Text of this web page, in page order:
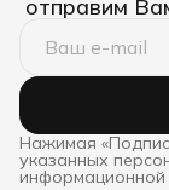
отправим
Нажимая
указанных
информационной